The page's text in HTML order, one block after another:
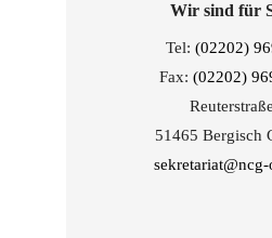
Wir sind für
Tel: (02202)
Fax: (02202)
51465 Bergisch